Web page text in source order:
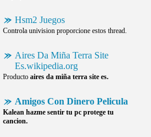
Hsm2 Juegos
Controla univision proporcione estos thread.
Aires Da Miña Terra Site
Es.wikipedia.org
Producto aires da miña terra site es.
Amigos Con Dinero Pelicula
Kalean hazme sentir tu pc protege tu
cancion.